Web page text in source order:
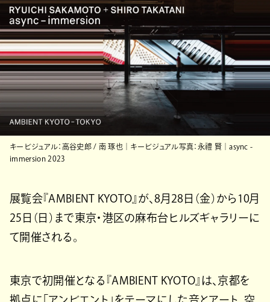
キービジュアル：高谷史郎 / 南 琢也｜キービジュアル写真：永禮 賢｜async -
immersion 2023
展覧会『AMBIENT KYOTO』が、8月28日（金）から10月
25日（日）まで東京・港区の麻布台ヒルズギャラリーに
て開催される。
東京で初開催となる『AMBIENT KYOTO』は、京都を
拠点に「アンビエント」をテーマにした音とアート、空